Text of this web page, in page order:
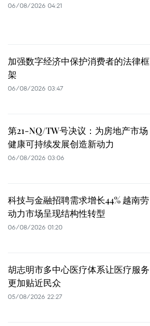
06/08/2026 04:21
加强数字经济中保护消费者的法律框
架
06/08/2026 03:47
第21-NQ/TW号决议：为房地产市场
健康可持续发展创造新动力
06/08/2026 03:06
科技与金融招聘需求增长44% 越南劳
动力市场呈现结构性转型
06/08/2026 01:20
胡志明市多中心医疗体系让医疗服务
更加贴近民众
05/08/2026 22:27